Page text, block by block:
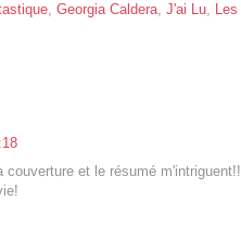
, Georgia Caldera, J'ai Lu,
et le résumé